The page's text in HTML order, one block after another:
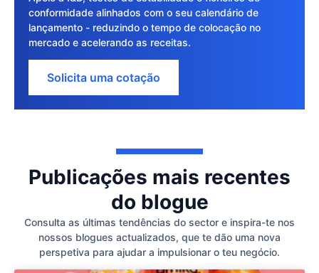
conformidade alinhados com o seu calendário de
lançamento - reduzindo o tempo de colocação no
mercado e acelerando as receitas.
Solicita uma cotação
Publicações mais recentes
do blogue
Consulta as últimas tendências do sector e inspira-te nos
nossos blogues actualizados, que te dão uma nova
perspetiva para ajudar a impulsionar o teu negócio.